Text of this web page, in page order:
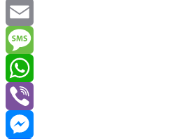
Twitter
Email
Message
WhatsApp
Viber